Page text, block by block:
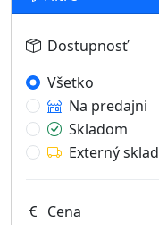
Dostupnosť
Všetko
Na predajni
Skladom
Externý sklad
Cena